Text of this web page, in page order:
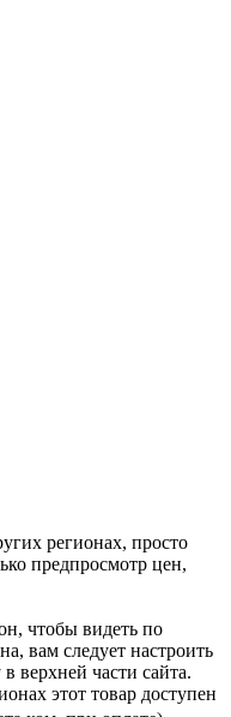
регионах, просто
предпросмотр цен,
чтобы видеть по
вам следует настроить
верхней части сайта.
этот товар доступен